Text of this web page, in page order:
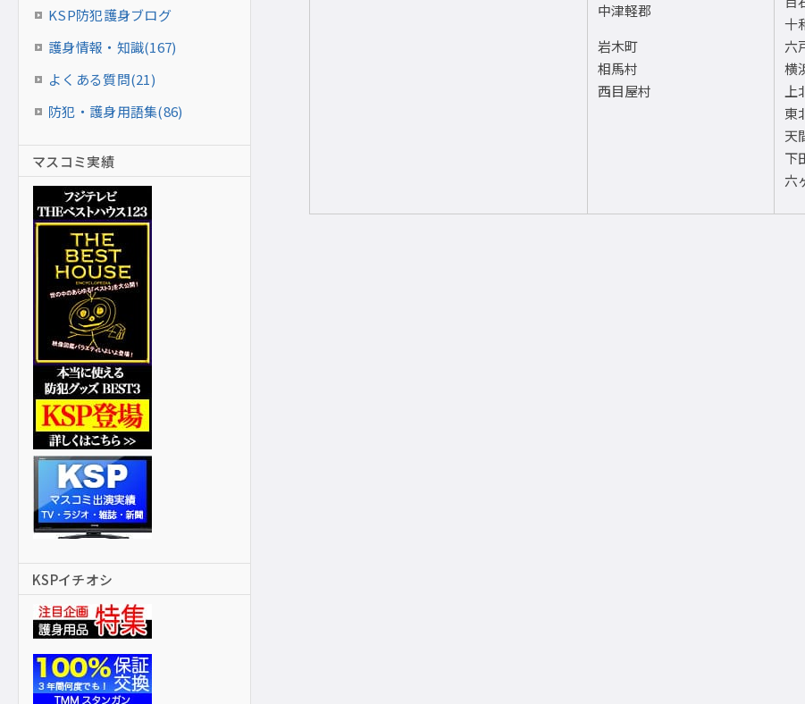
中津軽郡
岩木町
相馬村
西目屋村
十
六
横
上
東
天
下
六
KSP防犯護身ブログ
護身情報・知識(167)
よくある質問(21)
防犯・護身用語集(86)
マスコミ実績
KSPイチオシ